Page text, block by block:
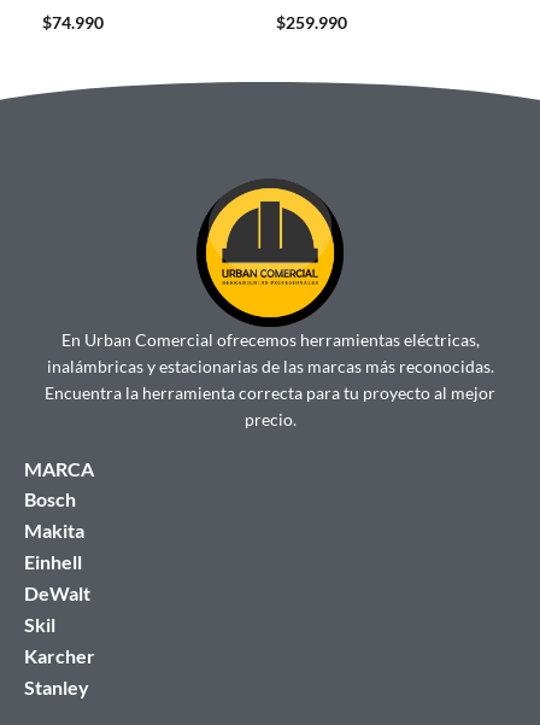
$74.990 $259.990
En Urban Comercial ofrecemos herramientas eléctricas,
inalámbricas y estacionarias de las marcas más reconocidas.
Encuentra la herramienta correcta para tu proyecto al mejor
precio.
MARCA
Bosch
Makita
Einhell
DeWalt
Skil
Karcher
Stanley